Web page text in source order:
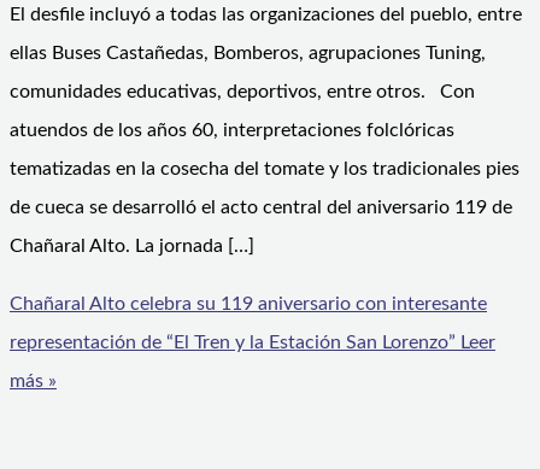
El desfile incluyó a todas las organizaciones del pueblo, entre
ellas Buses Castañedas, Bomberos, agrupaciones Tuning,
comunidades educativas, deportivos, entre otros. Con
atuendos de los años 60, interpretaciones folclóricas
tematizadas en la cosecha del tomate y los tradicionales pies
de cueca se desarrolló el acto central del aniversario 119 de
Chañaral Alto. La jornada […]
Chañaral Alto celebra su 119 aniversario con interesante
representación de “El Tren y la Estación San Lorenzo” Leer
más »